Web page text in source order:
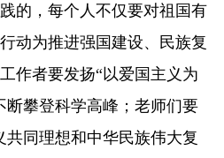
，每个人不仅要对祖国有
动为推进强国建设、民族复
作者要发扬“以爱国主义为
断攀登科学高峰；老师们要
共同理想和中华民族伟大复